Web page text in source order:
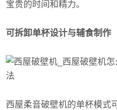
宝贵的时间和精力。
可拆卸单杯设计与辅食制作
西屋柔音破壁机的单杯模式